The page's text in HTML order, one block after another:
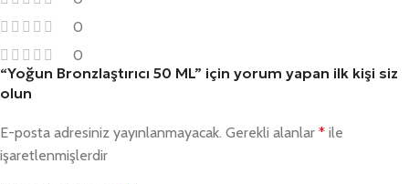
0
0
“Yoğun Bronzlaştırıcı 50 ML” için yorum yapan ilk kişi siz
olun
E-posta adresiniz yayınlanmayacak. Gerekli alanlar * ile
işaretlenmişlerdir